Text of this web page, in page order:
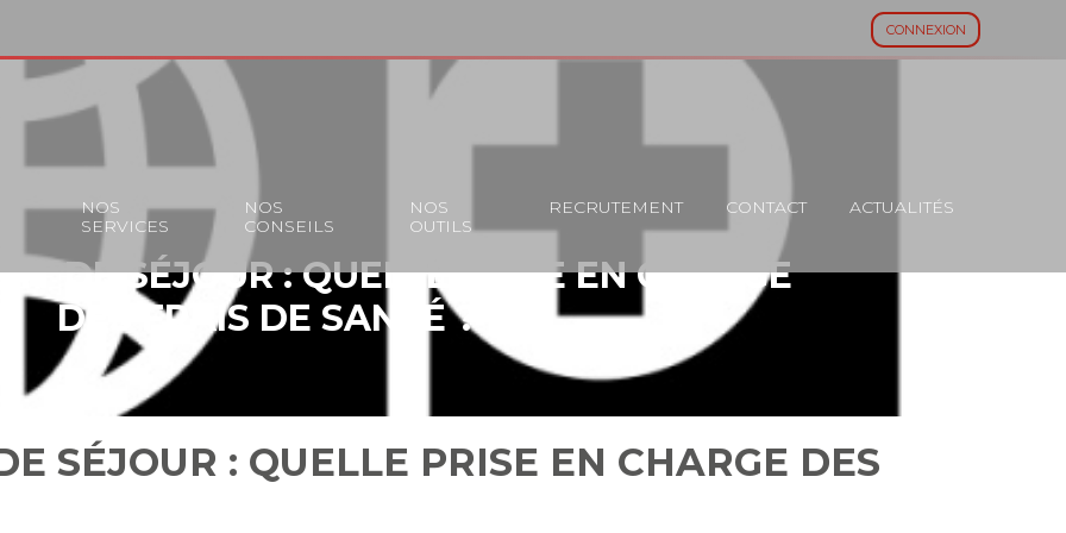
CONNEXION
NOS
SERVICES
NOS
CONSEILS
NOS
OUTILS
RECRUTEMENT CONTACT ACTUALITÉS
DE SÉJOUR : QUELLE PRISE EN CHARGE
DES FRAIS DE SANTÉ ?
SÉJOUR : QUELLE PRISE EN CHARGE DES